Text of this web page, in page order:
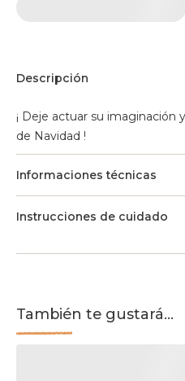
Descripción
¡ Deje actuar su imaginación
de Navidad !
Informaciones técnicas
Instrucciones de cuidado
También te gustará...